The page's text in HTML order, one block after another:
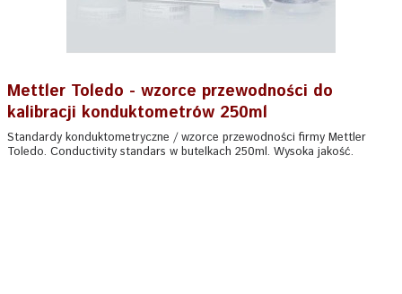
Mettler Toledo - wzorce przewodności do
kalibracji konduktometrów 250ml
Standardy konduktometryczne / wzorce przewodności firmy Mettler
Toledo. Conductivity standars w butelkach 250ml. Wysoka jakość.